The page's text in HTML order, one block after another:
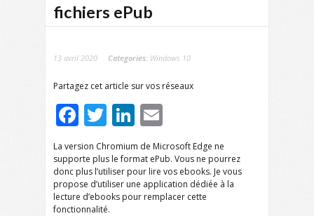
fichiers ePub
13 avril 2020 Categories: Windows 10
Partagez cet article sur vos réseaux
Facebook
TwitterLinkedIn
La version Chromium de Microsoft Edge ne
supporte plus le format ePub. Vous ne pourrez
donc plus l’utiliser pour lire vos ebooks. Je vous
propose d’utiliser une application dédiée à la
lecture d’ebooks pour remplacer cette
fonctionnalité.